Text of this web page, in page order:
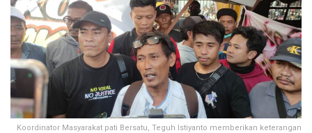
Koordinator Masyarakat pati Bersatu, Teguh Istiyanto memberikan keterangan